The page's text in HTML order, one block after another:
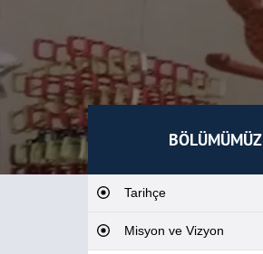
BÖLÜMÜMÜZ
Tarihçe
Misyon ve Vizyon